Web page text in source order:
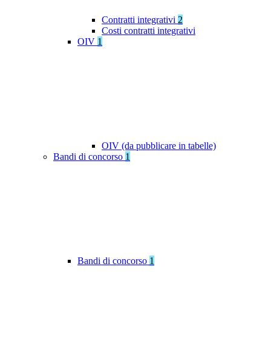
Contratti integrativi 2
Costi contratti integrativi
OIV 1
OIV (da pubblicare in tabelle)
Bandi di concorso 1
Bandi di concorso 1